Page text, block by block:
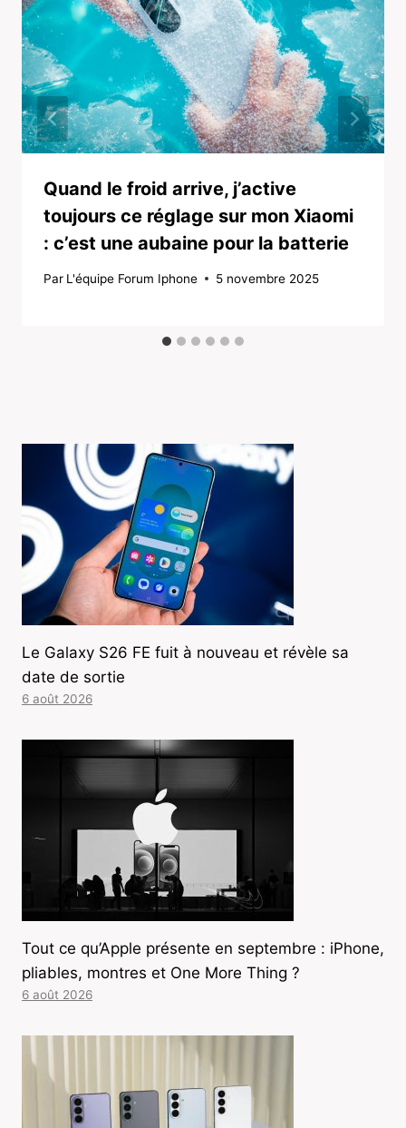
Quand le froid arrive, j’active
toujours ce réglage sur mon Xiaomi
: c’est une aubaine pour la batterie
Par L'équipe Forum Iphone 5 novembre 2025
Le Galaxy S26 FE fuit à nouveau et révèle sa
date de sortie
6 août 2026
Tout ce qu’Apple présente en septembre : iPhone,
pliables, montres et One More Thing ?
6 août 2026